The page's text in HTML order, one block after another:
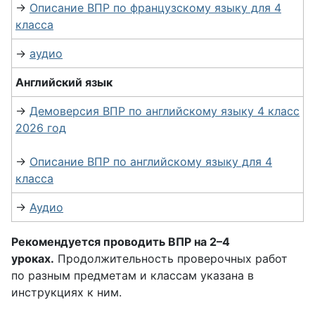
→ Описание ВПР по французскому языку для 4
класса
→ аудио
Английский язык
→ Демоверсия ВПР по английскому языку 4 класс
2026 год
→ Описание ВПР по английскому языку для 4
класса
→ Аудио
Рекомендуется проводить ВПР на 2–4
уроках. Продолжительность проверочных работ
по разным предметам и классам указана в
инструкциях к ним.